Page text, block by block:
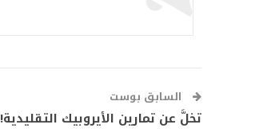
السابق بوست
تخلَّ عن تمارين الأيروبيك التقليدية!